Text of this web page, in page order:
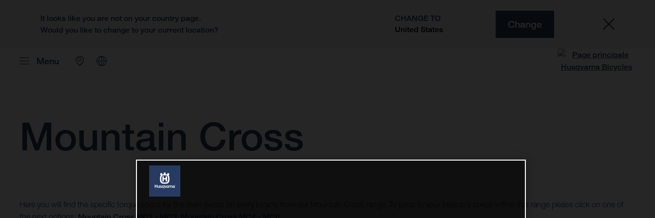
It looks like you are not on your country page.
Would you like to change to your current location?
CHANGE TO
United States
Change
Menu
Mountain Cross
Here you will find the specific torque specs for the main pivots on every bicycle from our Mountain Cross range. To jump to your bicycle's specs within this range please click on one of